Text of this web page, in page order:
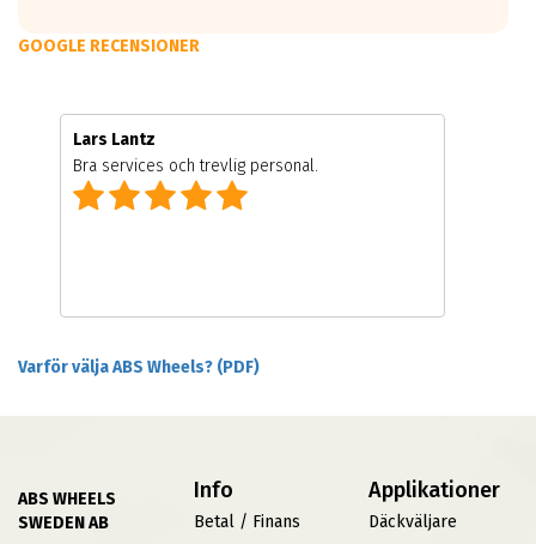
GOOGLE RECENSIONER
Lars Lantz
Bra services och trevlig personal.
Varför välja ABS Wheels? (PDF)
ABS WHEELS
SWEDEN AB
Info
Betal / Finans
Applikationer
Däckväljare